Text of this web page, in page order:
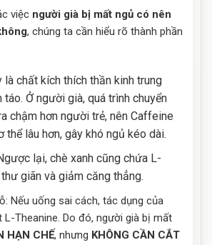
việc người già bị mất ngủ có nên
, chúng ta cần hiểu rõ thành phần
là chất kích thích thần kinh trung
táo. Ở người già, quá trình chuyển
chậm hơn người trẻ, nên Caffeine
thể lâu hơn, gây khó ngủ kéo dài.
lại, chè xanh cũng chứa L-
giãn và giảm căng thẳng.
Nếu uống sai cách, tác dụng của
Theanine. Do đó, người già bị mất
HẠN CHẾ, nhưng KHÔNG CẦN CẮT